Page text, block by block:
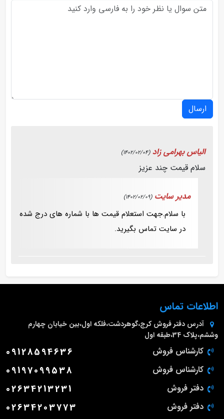
ارسال
الیاس بهرامی زاد(1402/02/04)
سلام قیمت چند عزیز
مدیر سایت (1402/02/09)
با سلام.جهت استعلام قیمت ها با شماره های درج شده
در سایت تماس بگیرید.
اطلاعات تماس
آدرس دفتر فروش کرج،گوهردشت،فلکه اول،بین خیابان چهارم
وششم،پلاک 34،طبقه اول
کارشناس فروش 09128594636
کارشناس فروش 09197099538
دفتر فروش 02634213231
دفتر فروش 02634203773